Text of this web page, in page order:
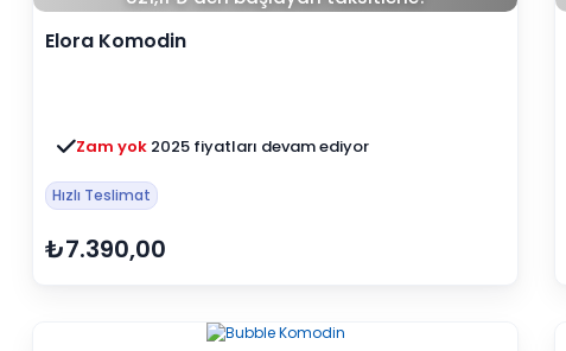
Elora Komodin
Zam yok 2025 fiyatları devam ediyor
Hızlı Teslimat
₺7.390,00